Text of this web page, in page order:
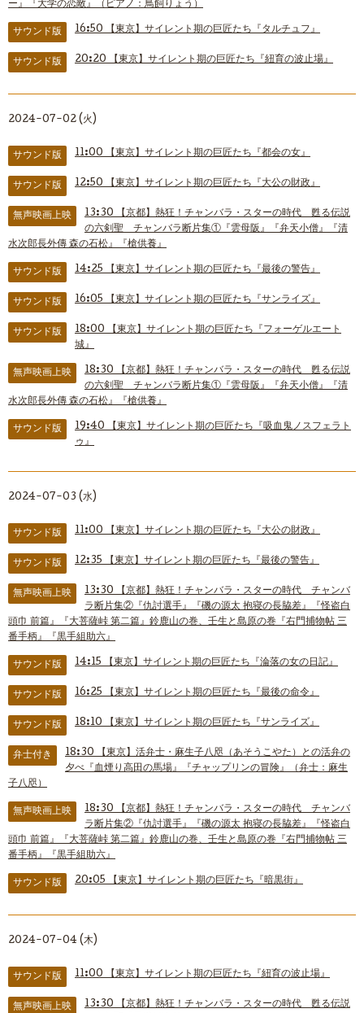
ー』『大学の恋敵』（ピアノ：鳥飼りょう）
サウンド版 16:50 【東京】サイレント期の巨匠たち『タルチュフ』
サウンド版 20:20 【東京】サイレント期の巨匠たち『紐育の波止場』
2024-07-02 (火)
サウンド版 11:00 【東京】サイレント期の巨匠たち『都会の女』
サウンド版 12:50 【東京】サイレント期の巨匠たち『大公の財政』
無声映画上映 13:30
【京都】熱狂！チャンバラ・スターの時代 甦る伝説
の六剣聖 チャンバラ断片集①『雲母阪』『弁天小僧』『清
水次郎長外傳 森の石松』『槍供養』
サウンド版 14:25 【東京】サイレント期の巨匠たち『最後の警告』
サウンド版 16:05 【東京】サイレント期の巨匠たち『サンライズ』
サウンド版 18:00
【東京】サイレント期の巨匠たち『フォーゲルエート
城』
無声映画上映 18:30
【京都】熱狂！チャンバラ・スターの時代 甦る伝説
の六剣聖 チャンバラ断片集①『雲母阪』『弁天小僧』『清
水次郎長外傳 森の石松』『槍供養』
サウンド版 19:40
【東京】サイレント期の巨匠たち『吸血鬼ノスフェラト
ゥ』
2024-07-03 (水)
サウンド版 11:00 【東京】サイレント期の巨匠たち『大公の財政』
サウンド版 12:35 【東京】サイレント期の巨匠たち『最後の警告』
無声映画上映 13:30
【京都】熱狂！チャンバラ・スターの時代 チャンバ
ラ断片集②『仇討選手』『磯の源太 抱寝の長脇差』『怪盗白
頭巾 前篇』『大菩薩峠 第二篇』鈴鹿山の巻、壬生と島原の巻『右門捕物帖 三
番手柄』『黒手組助六』
サウンド版 14:15 【東京】サイレント期の巨匠たち『淪落の女の日記』
サウンド版 16:25 【東京】サイレント期の巨匠たち『最後の命令』
サウンド版 18:10 【東京】サイレント期の巨匠たち『サンライズ』
弁士付き 18:30
【東京】活弁士・麻生子八咫（あそうこやた）との活弁の
夕べ『血煙り高田の馬場』『チャップリンの冒険』（弁士：麻生
子八咫）
無声映画上映 18:30
【京都】熱狂！チャンバラ・スターの時代 チャンバ
ラ断片集②『仇討選手』『磯の源太 抱寝の長脇差』『怪盗白
頭巾 前篇』『大菩薩峠 第二篇』鈴鹿山の巻、壬生と島原の巻『右門捕物帖 三
番手柄』『黒手組助六』
サウンド版 20:05 【東京】サイレント期の巨匠たち『暗黒街』
2024-07-04 (木)
サウンド版 11:00 【東京】サイレント期の巨匠たち『紐育の波止場』
無声映画上映 13:30
【京都】熱狂！チャンバラ・スターの時代 甦る伝説